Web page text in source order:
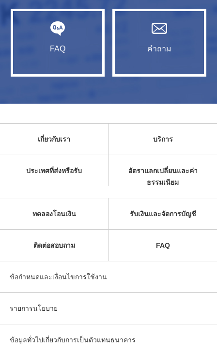
FAQ คำถาม
เกี่ยวกับเรา บริการ
ประเทศที่ส่งหรือรับ
อัตราแลกเปลี่ยนและค่า
ธรรมเนียม
ทดลองโอนเงิน รับเงินและจัดการบัญชี
ติดต่อสอบถาม FAQ
ข้อกำหนดและเงื่อนไขการใช้งาน
รายการนโยบาย
ข้อมูลทั่วไปเกี่ยวกับการเป็นตัวแทนธนาคาร